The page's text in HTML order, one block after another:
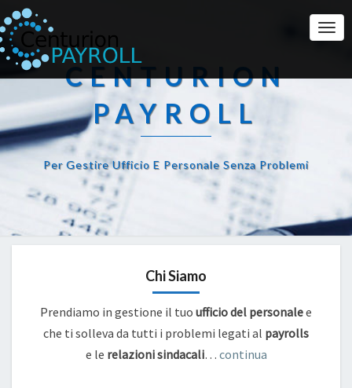
CENTURION
PAYROLL
Per Gestire Ufficio E Personale Senza Problemi
Chi Siamo
Prendiamo in gestione il tuo ufficio del personalee
che ti solleva da tutti i problemi legati al payrolls
e le relazioni sindacali… continua